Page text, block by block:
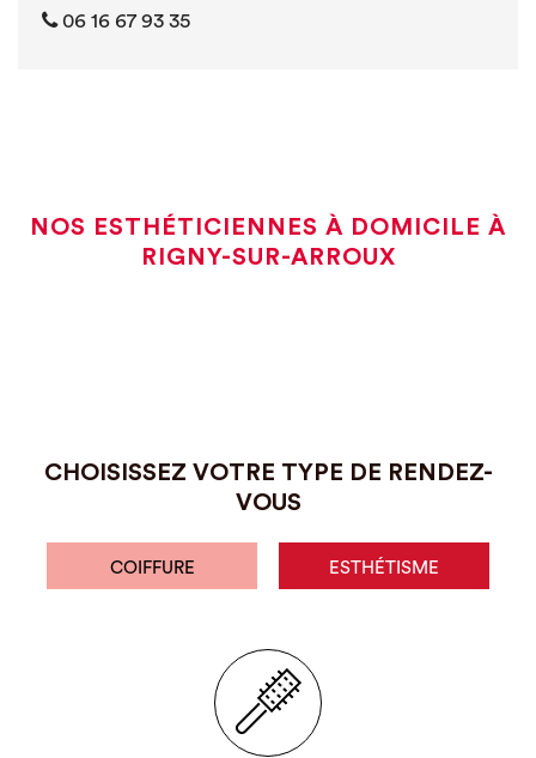
06 16 67 93 35
NOS ESTHÉTICIENNES À DOMICILE À
RIGNY-SUR-ARROUX
CHOISISSEZ VOTRE TYPE DE RENDEZ-
VOUS
COIFFURE ESTHÉTISME